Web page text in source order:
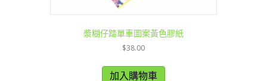
漿糊仔踏單車圖案黃色膠紙
$38.00
加入購物車